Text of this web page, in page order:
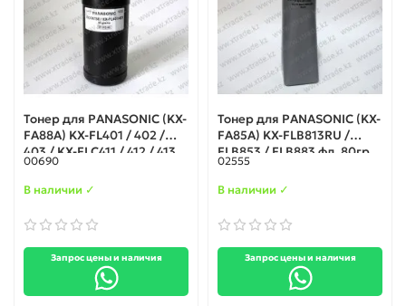
Тонер для PANASONIC (KX-
FA88A) KX-FL401 / 402 /
403 / KX-FLC411 / 412 / 413
фл. 80гр. IPM
00690
В наличии ✓
Запрос цены и наличия
Тонер для PANASONIC (KX-
FA85A) KX-FLB813RU /
FLB853 / FLB883 фл. 80гр.
IPM
02555
В наличии ✓
Запрос цены и наличия